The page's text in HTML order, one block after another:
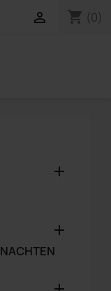
shopping_cart (0)


